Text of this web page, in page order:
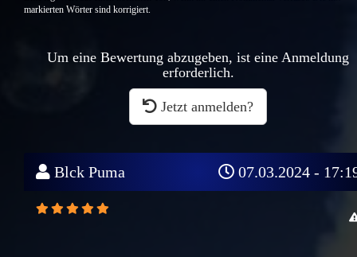
markierten Wörter sind korrigiert.
Um eine Bewertung abzugeben, ist eine Anmeldung
erforderlich.
Jetzt anmelden?
Blck Puma 07.03.2024 -